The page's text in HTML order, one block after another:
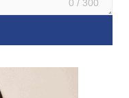
0 / 300